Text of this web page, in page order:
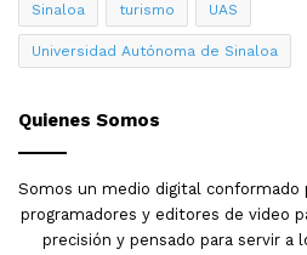
Sinaloa turismo UAS
Universidad Autónoma de Sinaloa
Quienes Somos
Somos un medio digital conformado
programadores y editores de video
precisión y pensado para servir a